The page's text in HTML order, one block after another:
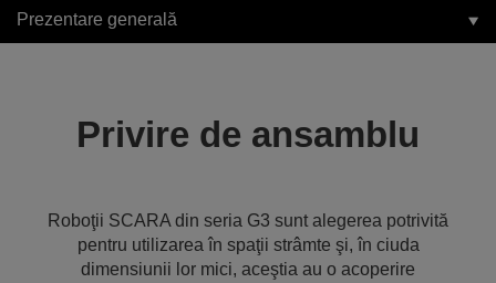
Prezentare generală
Privire de ansamblu
Roboţii SCARA din seria G3 sunt alegerea potrivită
pentru utilizarea în spaţii strâmte şi, în ciuda
dimensiunii lor mici, aceştia au o acoperire